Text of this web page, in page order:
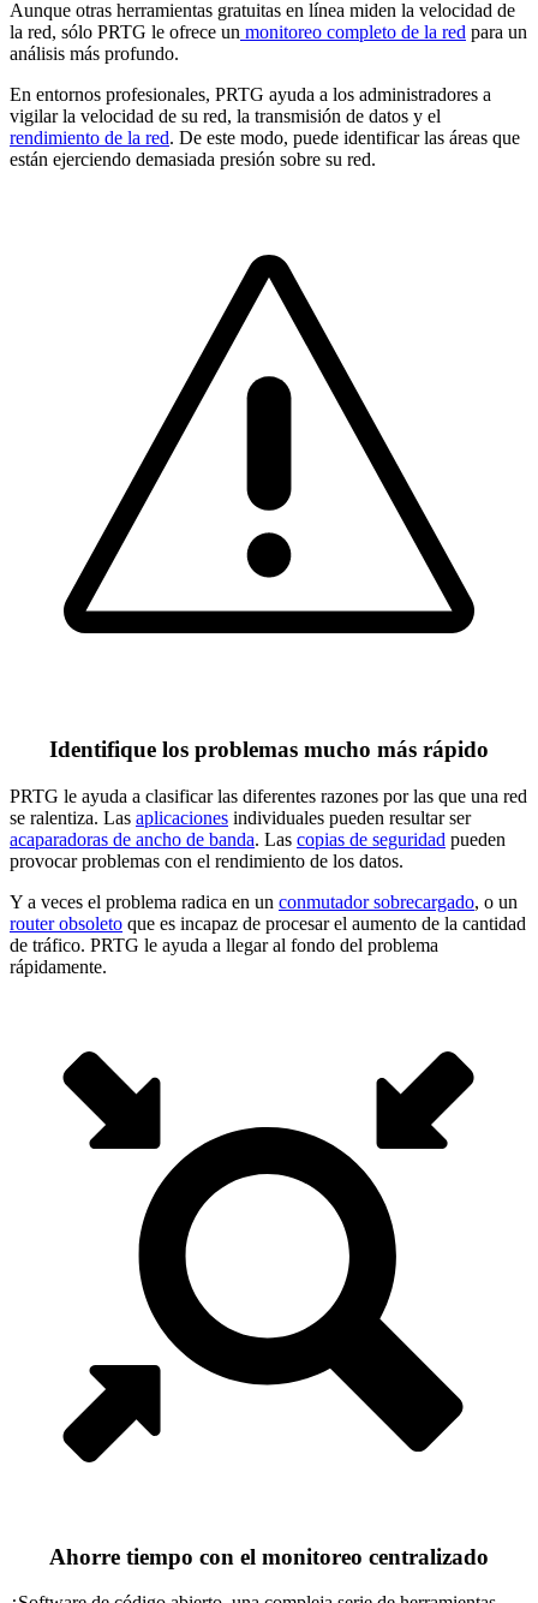
Aunque otras herramientas gratuitas en línea miden la velocidad de
la red, sólo PRTG le ofrece un monitoreo completo de la red para un
análisis más profundo.
En entornos profesionales, PRTG ayuda a los administradores a
vigilar la velocidad de su red, la transmisión de datos y el
rendimiento de la red. De este modo, puede identificar las áreas que
están ejerciendo demasiada presión sobre su red.
Identifique los problemas mucho más rápido
PRTG le ayuda a clasificar las diferentes razones por las que una red
se ralentiza. Las aplicaciones individuales pueden resultar ser
acaparadoras de ancho de banda. Las copias de seguridad pueden
provocar problemas con el rendimiento de los datos.
Y a veces el problema radica en un conmutador sobrecargado, o un
router obsoleto que es incapaz de procesar el aumento de la cantidad
de tráfico. PRTG le ayuda a llegar al fondo del problema
rápidamente.
Ahorre tiempo con el monitoreo centralizado